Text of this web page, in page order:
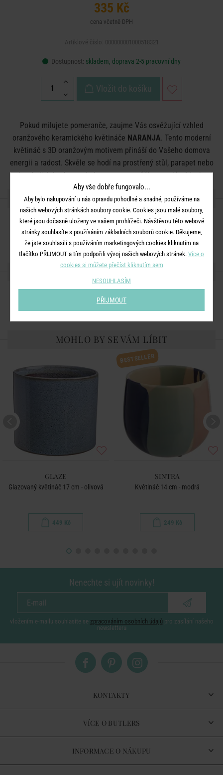
335 Kč
cena včetně DPH
Dostupnost: skladem, doprava 2-5 pracovní dny
Vložit do košíku
Pokud milujete pomeranče, zaujme Vás osvěžující vzhled
oranžového keramického květináče NARANJA. Tento moderní
květináč s 3D oranžovým motivem přináší do Vašeho domova
energii a radost. Skvěle se hodí na prostřený stůl, parapet nebo
kamkoli, kde chcete dodat prostoru svěží a veselý nádech.
DETAILY PRODUKTU
Rozměry:D 14 x Š 18 x V 18 cm
Materiál:keramika
SDÍLEJTE S PŘÁTELI
MOHLO BY SE VÁM LÍBIT
GLAZE
Glazovaný květináč 17 cm - olivová
449 Kč
BESTSELLER
SINTRA
Květináč 14 cm - modrá
249 Kč
Nenechte si ujít novinky!
vložením e-mailu souhlasíte se zpracováním osobních údajů pro zasílání našeho
newsletteru
KONTAKTY
VÍCE O BUTLERS
INFORMACE O NÁKUPU
Aby vše dobře fungovalo...
Aby bylo nakupování u nás opravdu pohodlné a snadné, používáme na
našich webových stránkách soubory cookie. Cookies jsou malé soubory,
které jsou dočasně uloženy ve vašem prohlížeči. Návštěvou této webové
stránky souhlasíte s používáním základních souborů cookie. Děkujeme,
že jste souhlasili s používáním marketingových cookies kliknutím na
tlačítko PŘIJMOUT a tím podpořili vývoj našich webových stránek. Více o
cookies si můžete přečíst kliknutím sem
NESOUHLASÍM
PŘIJMOUT